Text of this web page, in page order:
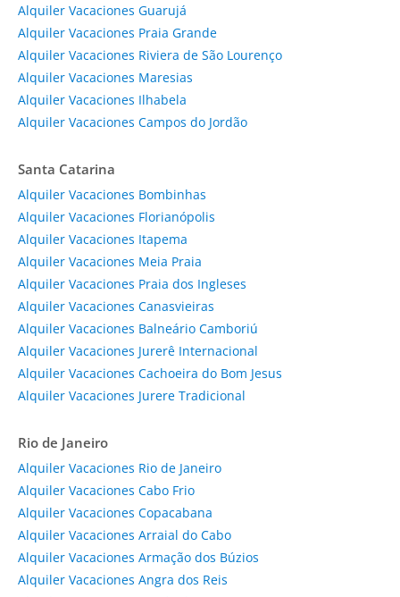
Alquiler Vacaciones Guarujá
Alquiler Vacaciones Praia Grande
Alquiler Vacaciones Riviera de São Lourenço
Alquiler Vacaciones Maresias
Alquiler Vacaciones Ilhabela
Alquiler Vacaciones Campos do Jordão
Santa Catarina
Alquiler Vacaciones Bombinhas
Alquiler Vacaciones Florianópolis
Alquiler Vacaciones Itapema
Alquiler Vacaciones Meia Praia
Alquiler Vacaciones Praia dos Ingleses
Alquiler Vacaciones Canasvieiras
Alquiler Vacaciones Balneário Camboriú
Alquiler Vacaciones Jurerê Internacional
Alquiler Vacaciones Cachoeira do Bom Jesus
Alquiler Vacaciones Jurere Tradicional
Rio de Janeiro
Alquiler Vacaciones Rio de Janeiro
Alquiler Vacaciones Cabo Frio
Alquiler Vacaciones Copacabana
Alquiler Vacaciones Arraial do Cabo
Alquiler Vacaciones Armação dos Búzios
Alquiler Vacaciones Angra dos Reis